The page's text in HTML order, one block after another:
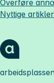
Overføre
Nyttige